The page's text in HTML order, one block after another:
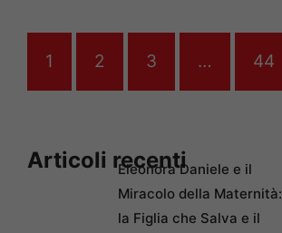
1 2 3 … 44
Articoli recentiEleonora Daniele e il
Miracolo della Maternità:
la Figlia che Salva e il